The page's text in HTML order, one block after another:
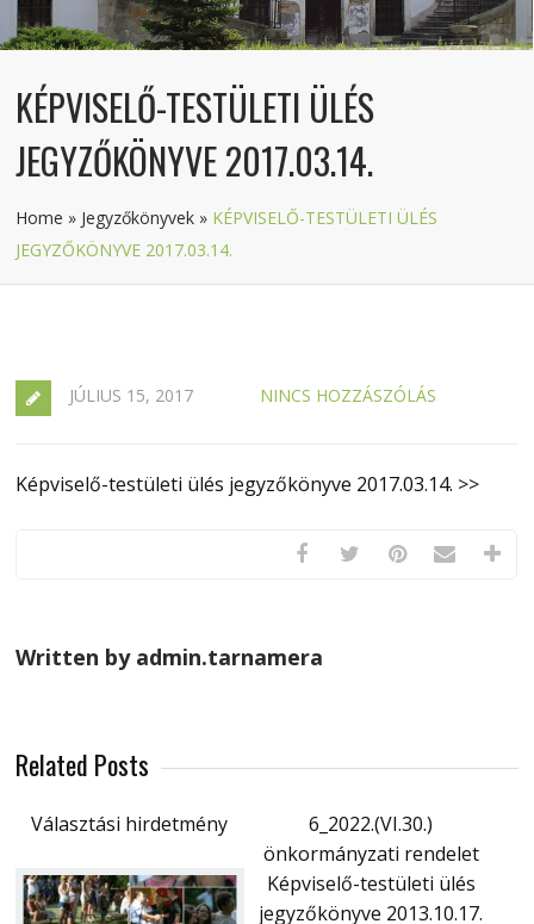
KÉPVISELŐ-TESTÜLETI ÜLÉS
JEGYZŐKÖNYVE 2017.03.14.
Home » Jegyzőkönyvek » KÉPVISELŐ-TESTÜLETI ÜLÉS
JEGYZŐKÖNYVE 2017.03.14.
JÚLIUS 15, 2017 NINCS HOZZÁSZÓLÁS
Képviselő-testületi ülés jegyzőkönyve 2017.03.14. >>
Written by admin.tarnamera
Related Posts
Választási hirdetmény
6_2022.(VI.30.)
önkormányzati rendelet
Képviselő-testületi ülés
jegyzőkönyve 2013.10.17.